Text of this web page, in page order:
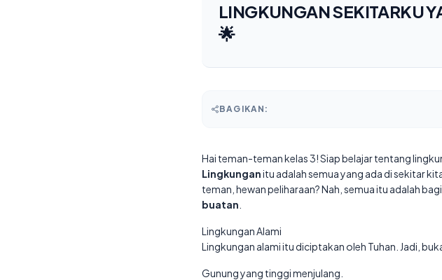
LINGKUNGAN SEKITARKU
🌟
BAGIKAN:
Hai teman-teman kelas 3! Siap belajar tentang
Lingkunganitu adalah semua yang ada di sekitar
teman, hewan peliharaan? Nah, semua itu adalah
buatan
Lingkungan Alami
Lingkungan alami itu diciptakan oleh Tuhan. Jadi,
Gunung yang tinggi menjulang.